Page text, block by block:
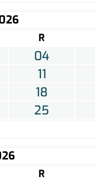
R
04
11
18
25
R